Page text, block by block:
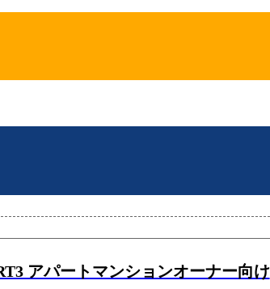
アパートマンションオーナー向け